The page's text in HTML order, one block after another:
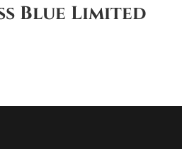
Blue Limited